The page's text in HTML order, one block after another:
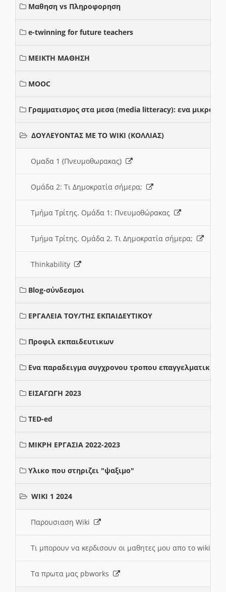
Μαθηση vs Πληροφορηση
e-twinning for future teachers
ΜΕΙΚΤΗ ΜΑΘΗΣΗ
MOOC
Γραμματισμος στα μεσα (media litteracy): ενα μικρο
ΔΟΥΛΕΥΟΝΤΑΣ ΜΕ ΤΟ WIKI (ΚΟΛΛΙΑΣ)
Ομαδα 1 (Πνευμοθωρακας)
Ομάδα 2: Τι Δημοκρατία σήμερα;
Τμήμα Τρίτης. Ομάδα 1: Πνευμοθώρακας
Τμήμα Τρίτης. Ομάδα 2. Τι Δημοκρατία σήμερα;
Thinkability
Blog-σύνδεσμοι
ΕΡΓΑΛΕΙΑ ΤΟΥ/ΤΗΣ ΕΚΠΑΙΔΕΥΤΙΚΟΥ
Προφιλ εκπαιδευτικων
Ενα παραδειγμα συγχρονου τροπου επαγγελματικης
ΕΙΣΑΓΩΓΗ 2023
TED-ed
ΜΙΚΡΗ ΕΡΓΑΣΙΑ 2022-2023
Υλικο που στηριζει "ψαξιμο"
WIKI 1 2024
Παρουσιαση Wiki
Τι μπορουν να κερδισουν οι μαθητες μου απο το wiki
Τα πρωτα μας pbworks